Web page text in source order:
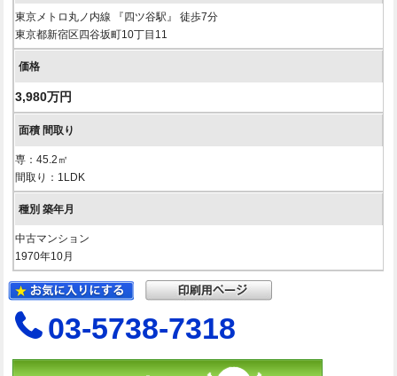
東京メトロ丸ノ内線 『四ツ谷駅』 徒歩7分
東京都新宿区四谷坂町10丁目11
3,980万円
専：45.2㎡
間取り：1LDK
中古マンション
1970年10月
03-5738-7318